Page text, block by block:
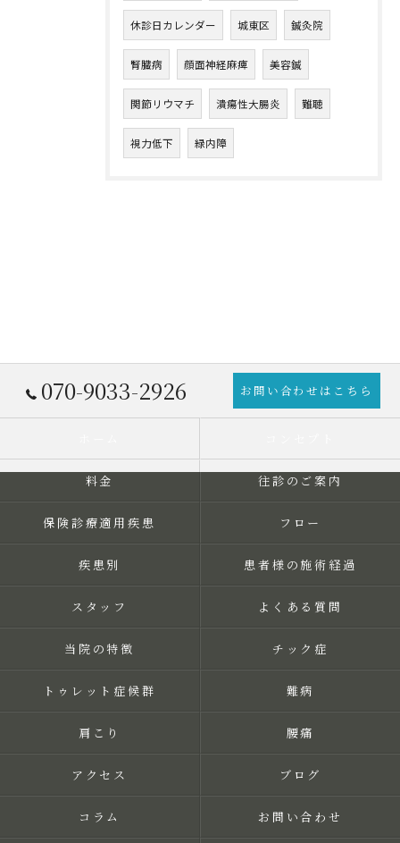
休診日カレンダー 城東区 鍼灸院
腎臓病 顔面神経麻痺 美容鍼
関節リウマチ 潰瘍性大腸炎 難聴
視力低下 緑内障
070-9033-2926 お問い合わせはこちら
料金 往診のご案内
保険診療適用疾患 フロー
疾患別 患者様の施術経過
スタッフ よくある質問
当院の特徴 チック症
トゥレット症候群 難病
肩こり 腰痛
アクセス ブログ
コラム お問い合わせ